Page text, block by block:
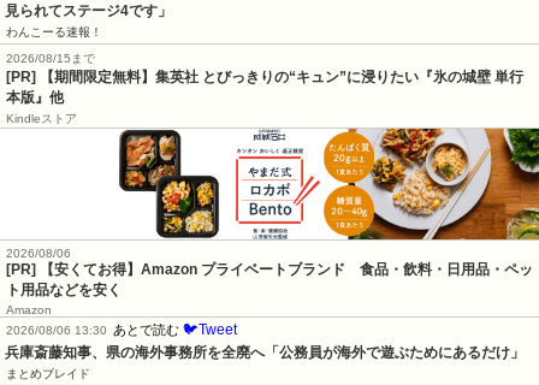
見られてステージ4です」
わんこーる速報！
2026/08/15まで
[PR] 【期間限定無料】集英社 とびっきりの“キュン”に浸りたい『氷の城壁 単行
本版』他
Kindleストア
2026/08/06
[PR] 【安くてお得】Amazon プライベートブランド 食品・飲料・日用品・ペッ
ト用品などを安く
Amazon
2026/08/06 13:30
あとで読む 🐦Tweet
兵庫斎藤知事、県の海外事務所を全廃へ「公務員が海外で遊ぶためにあるだけ」
まとめブレイド